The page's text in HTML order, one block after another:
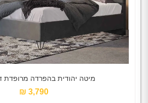
מיטה יהודית בהפרדה מרופדת
3,790 ₪‎